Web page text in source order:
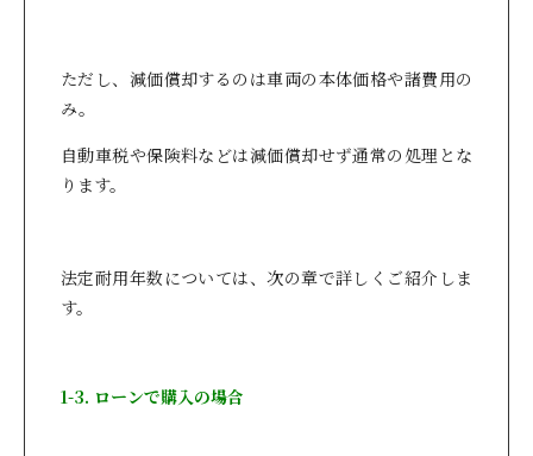
ただし、減価償却するのは車両の本体価格や諸費用の
み。
自動車税や保険料などは減価償却せず通常の処理とな
ります。
法定耐用年数については、次の章で詳しくご紹介しま
す。
1-3. ローンで購入の場合